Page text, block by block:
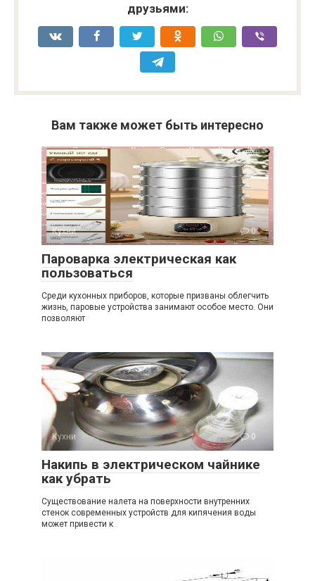
друзьями:
Вам также может быть интересно
Кухни 0
Пароварка электрическая как
пользоваться
Среди кухонных приборов, которые призваны облегчить
жизнь, паровые устройства занимают особое место. Они
позволяют
Кухни 0
Накипь в электрическом чайнике
как убрать
Существование налета на поверхности внутренних
стенок современных устройств для кипячения воды
может привести к